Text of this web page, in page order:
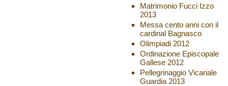
Matrimonio Fucci Izzo
2013
Messa cento anni con il
cardinal Bagnasco
Olimpiadi 2012
Ordinazione Episcopale
Gallese 2012
Pellegrinaggio Vicariale
Guardia 2013